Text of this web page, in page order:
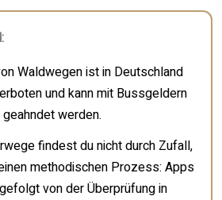
Waldwegen ist in Deutschland
und kann mit Bussgeldern
werden.
findest du nicht durch Zufall,
methodischen Prozess: Apps
von der Überprüfung in